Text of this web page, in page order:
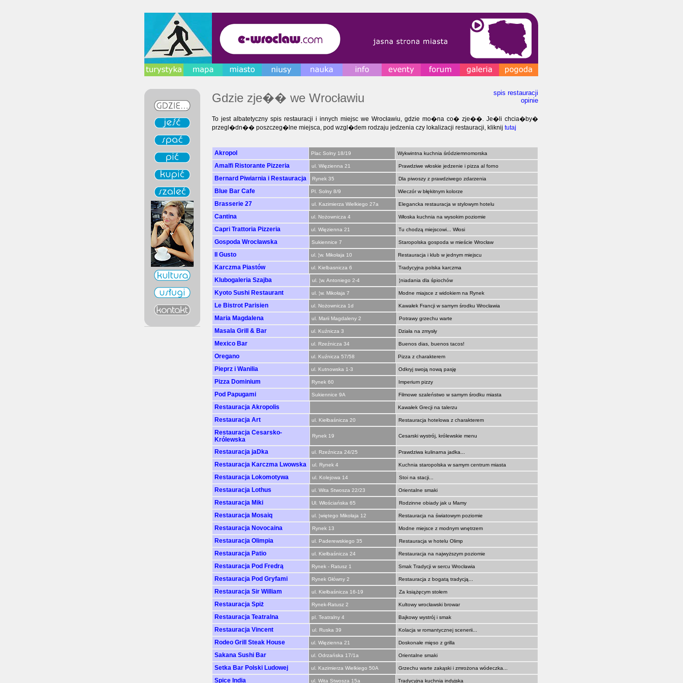
Gdzie zje�� we Wrocławiu
spis restauracji
opinie
To jest albatetyczny spis restauracji i innych miejsc we Wrocławiu, gdzie mo�na co� zje��. Je�li chcia�by�
przegl�dn�� poszczeg�lne miejsca, pod wzgl�dem rodzaju jedzenia czy lokalizacji restauracji, kliknij tutaj
Akropol Plac Solny 18/19 Wykwintna kuchnia śródziemnomorska
Amalfi Ristorante Pizzeria ul. Więzienna 21 Prawdziwe włoskie jedzenie i pizza al forno
Bernard Piwiarnia i Restauracja Rynek 35 Dla piwoszy z prawdziwego zdarzenia
Blue Bar Cafe Pl. Solny 8/9 Wieczór w błękitnym kolorze
Brasserie 27 ul. Kazimierza Wielkiego 27a Elegancka restauracja w stylowym hotelu
Cantina ul. Nożownicza 4 Włoska kuchnia na wysokim poziomie
Capri Trattoria Pizzeria ul. Więzienna 21 Tu chodzą miejscowi... Włosi
Gospoda Wrocławska Sukiennice 7 Staropolska gospoda w mieście Wrocław
Il Gusto ul. ¦w. Mikołaja 10 Restauracja i klub w jednym miejscu
Karczma Piastów ul. Kielbasnicza 6 Tradycyjna polska karczma
Klubogaleria Szajba ul. ¦w. Antoniego 2-4 ¦niadania dla śpiochów
Kyoto Sushi Restaurant ul. ¦w. Mikołaja 7 Modne miajsce z widokiem na Rynek
Le Bistrot Parisien ul. Nożownicza 1d Kawałek Francji w samym środku Wrocławia
Maria Magdalena ul. Marii Magdaleny 2 Potrawy grzechu warte
Masala Grill & Bar ul. Kuźnicza 3 Działa na zmysły
Mexico Bar ul. Rzeźnicza 34 Buenos dias, buenos tacos!
Oregano ul. Kuźnicza 57/58 Pizza z charakterem
Pieprz i Wanilia ul. Kutnowska 1-3 Odkryj swoją nową pasję
Pizza Dominium Rynek 60 Imperium pizzy
Pod Papugami Sukiennice 9A Filmowe szaleństwo w samym środku miasta
Restauracja Akropolis Kawałek Grecji na talerzu
Restauracja Art ul. Kiełbaśnicza 20 Restauracja hotelowa z charakterem
Restauracja Cesarsko-
Królewska
Rynek 19 Cesarski wystrój, królewskie menu
Restauracja jaDka ul. Rzeźnicza 24/25 Prawdziwa kulinarna jadka...
Restauracja Karczma Lwowska ul. Rynek 4 Kuchnia staropolska w samym centrum miasta
Restauracja Lokomotywa ul. Kolejowa 14 Stoi na stacji...
Restauracja Lothus ul. Wita Stwosza 22/23 Orientalne smaki
Restauracja Miki Ul. Włościańska 65 Rodzinne obiady jak u Mamy
Restauracja Mosaiq ul. ¦więtego Mikołaja 12 Restauracja na światowym poziomie
Restauracja Novocaina Rynek 13 Modne miejsce z modnym wnętrzem
Restauracja Olimpia ul. Paderewskiego 35 Restauracja w hotelu Olimp
Restauracja Patio ul. Kiełbaśnicza 24 Restauracja na najwyższym poziomie
Restauracja Pod Fredrą Rynek - Ratusz 1 Smak Tradycji w sercu Wrocławia
Restauracja Pod Gryfami Rynek Główny 2 Restauracja z bogatą tradycją...
Restauracja Sir William ul. Kiełbaśnicza 16-19 Za książęcym stołem
Restauracja Spiż Rynek-Ratusz 2 Kultowy wrocławski browar
Restauracja Teatralna pl. Teatralny 4 Bajkowy wystrój i smak
Restauracja Vincent ul. Ruska 39 Kolacja w romantycznej scenerii...
Rodeo Grill Steak House ul. Więzienna 21 Doskonałe mięso z grilla
Sakana Sushi Bar ul. Odrzańska 17/1a Orientalne smaki
Setka Bar Polski Ludowej ul. Kazimierza Wielkiego 50A Grzechu warte zakąski i zmrożona wódeczka...
Spice India ul. Wita Stwosza 15a Tradycyjna kuchnia indyjska